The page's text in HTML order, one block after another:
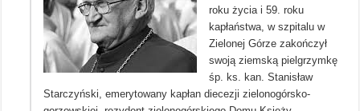
roku życia i 59. roku
kapłaństwa, w szpitalu w
Zielonej Górze zakończył
swoją ziemską pielgrzymkę
śp. ks. kan. Stanisław
Starczyński, emerytowany kapłan diecezji zielonogórsko-